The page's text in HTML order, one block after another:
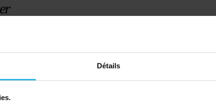
Détails
Air